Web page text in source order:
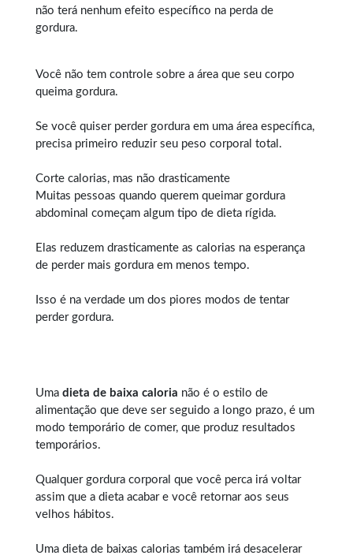
não terá nenhum efeito específico na perda de
gordura.
Você não tem controle sobre a área que seu corpo
queima gordura.
Se você quiser perder gordura em uma área específica,
precisa primeiro reduzir seu peso corporal total.
Corte calorias, mas não drasticamente
Muitas pessoas quando querem queimar gordura
abdominal começam algum tipo de dieta rígida.
Elas reduzem drasticamente as calorias na esperança
de perder mais gordura em menos tempo.
Isso é na verdade um dos piores modos de tentar
perder gordura.
Uma dieta de baixa caloria não é o estilo de
alimentação que deve ser seguido a longo prazo, é um
modo temporário de comer, que produz resultados
temporários.
Qualquer gordura corporal que você perca irá voltar
assim que a dieta acabar e você retornar aos seus
velhos hábitos.
Uma dieta de baixas calorias também irá desacelerar